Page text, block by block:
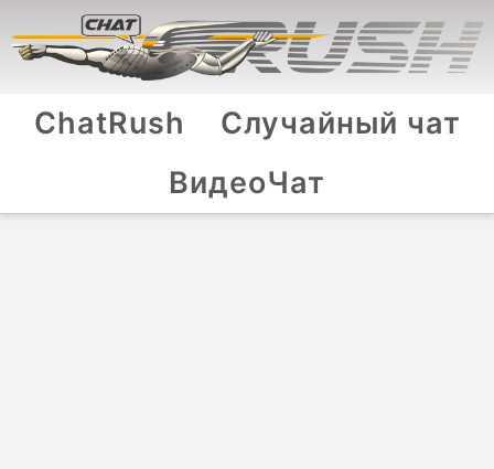
ChatRush
Случайный чат
ВидеоЧат